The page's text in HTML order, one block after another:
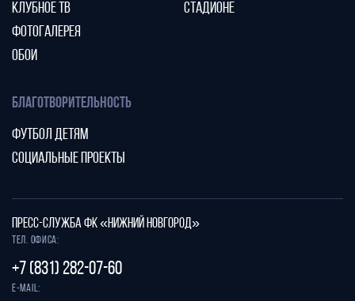
КЛУБНОЕ ТВ
ФОТОГАЛЕРЕЯ
ОБОИ
СТАДИОНЕ
БЛАГОТВОРИТЕЛЬНОСТЬ
ФУТБОЛ ДЕТЯМ
СОЦИАЛЬНЫЕ ПРОЕКТЫ
ПРЕСС-СЛУЖБА ФК «НИЖНИЙ НОВГОРОД»
Тел. офиса:
+7 (831) 282-07-60
E-mail: